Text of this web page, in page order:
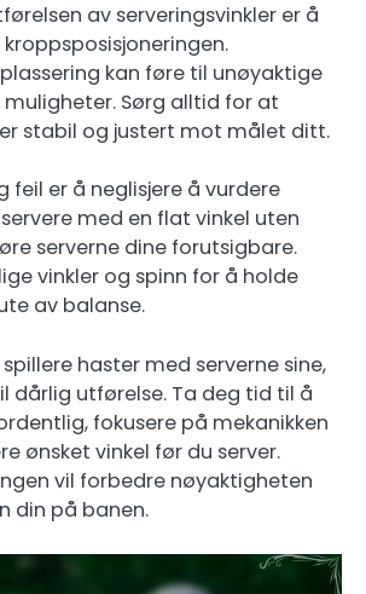
av serveringsvinkler er å
kan føre til unøyaktige
Sørg alltid for at
stabil og justert mot målet ditt.
feil er å neglisjere å vurdere
med en flat vinkel uten
serverne dine forutsigbare.
vinkler og spinn for å holde
av balanse.
haster med serverne sine,
dårlig utførelse. Ta deg tid til å
fokusere på mekanikken
ønsket vinkel før du server.
vil forbedre nøyaktigheten
din på banen.